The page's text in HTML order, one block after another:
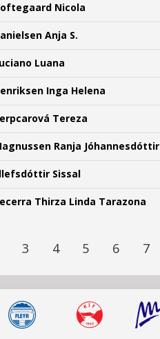
Nicola
Anja S.
Luana
Inga Helena
Tereza
Ranja Jóhannesdóttir
Sissal
Thirza Linda Tarazona
3 4 5 6 7